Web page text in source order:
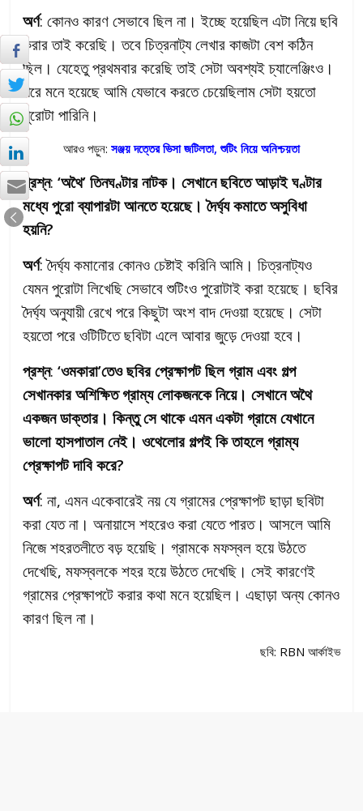
অর্ণ: কোনও কারণ সেভাবে ছিল না। ইচ্ছে হয়েছিল এটা নিয়ে ছবি
করার তাই করেছি। তবে চিত্রনাট্য লেখার কাজটা বেশ কঠিন
ছিল। যেহেতু প্রথমবার করেছি তাই সেটা অবশ্যই চ্যালেঞ্জিংও।
পরে মনে হয়েছে আমি যেভাবে করতে চেয়েছিলাম সেটা হয়তো
পুরোটা পারিনি।
আরও পড়ুন: সঞ্জয় দত্তের ভিসা জটিলতা, শুটিং নিয়ে অনিশ্চয়তা
প্রশ্ন:‘অথৈ’ তিনঘণ্টার নাটক। সেখানে ছবিতে আড়াই ঘণ্টার
মধ্যে পুরো ব্যাপারটা আনতে হয়েছে। দৈর্ঘ্য কমাতে অসুবিধা
হয়নি?
অর্ণ: দৈর্ঘ্য কমানোর কোনও চেষ্টাই করিনি আমি। চিত্রনাট্যও
যেমন পুরোটা লিখেছি সেভাবে শুটিংও পুরোটাই করা হয়েছে। ছবির
দৈর্ঘ্য অনুযায়ী রেখে পরে কিছুটা অংশ বাদ দেওয়া হয়েছে। সেটা
হয়তো পরে ওটিটিতে ছবিটা এলে আবার জুড়ে দেওয়া হবে।
প্রশ্ন:‘ওমকারা’তেও ছবির প্রেক্ষাপট ছিল গ্রাম এবং গল্প
সেখানকার অশিক্ষিত গ্রাম্য লোকজনকে নিয়ে। সেখানে অথৈ
একজন ডাক্তার। কিন্তু সে থাকে এমন একটা গ্রামে যেখানে
ভালো হাসপাতাল নেই। ওথেলোর গল্পই কি তাহলে গ্রাম্য
প্রেক্ষাপট দাবি করে?
অর্ণ: না, এমন একেবারেই নয় যে গ্রামের প্রেক্ষাপট ছাড়া ছবিটা
করা যেত না। অনায়াসে শহরেও করা যেতে পারত। আসলে আমি
নিজে শহরতলীতে বড় হয়েছি। গ্রামকে মফস্বল হয়ে উঠতে
দেখেছি, মফস্বলকে শহর হয়ে উঠতে দেখেছি। সেই কারণেই
গ্রামের প্রেক্ষাপটে করার কথা মনে হয়েছিল। এছাড়া অন্য কোনও
কারণ ছিল না।
ছবি: RBN আর্কাইভ